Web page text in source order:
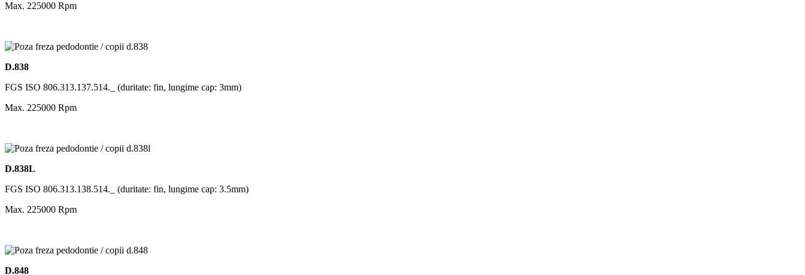
Max. 225000 Rpm
D.838
FGS ISO 806.313.137.514._ (duritate: fin, lungime cap: 3mm)
Max. 225000 Rpm
D.838L
FGS ISO 806.313.138.514._ (duritate: fin, lungime cap: 3.5mm)
Max. 225000 Rpm
D.848